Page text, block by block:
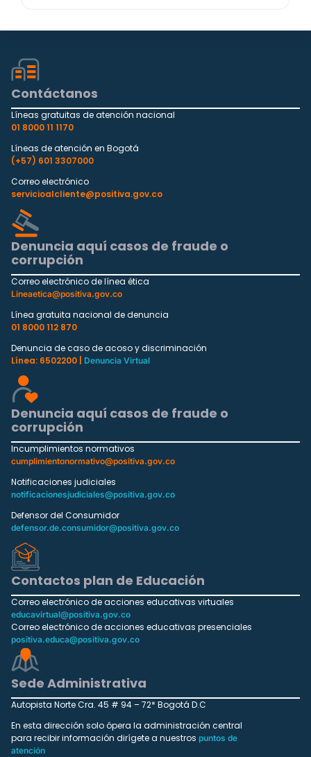
Contáctanos
Líneas gratuitas de atención nacional
01 8000 11 1170
Líneas de atención en Bogotá
(+57) 601 3307000
Correo electrónico
servicioalcliente@positiva.gov.co
Denuncia aquí casos de fraude o
corrupción
Correo electrónico de línea ética
Lineaetica@positiva.gov.co
Línea gratuita nacional de denuncia
01 8000 112 870
Denuncia de caso de acoso y discriminación
Línea: 6502200 |
Denuncia Virtual
Denuncia aquí casos de fraude o
corrupción
Incumplimientos normativos
cumplimientonormativo@positiva.gov.co
Notificaciones judiciales
notificacionesjudiciales@positiva.gov.co
Defensor del Consumidor
defensor.de.consumidor@positiva.gov.co
Contactos plan de Educación
Correo electrónico de acciones educativas virtuales
educavirtual@positiva.gov.co
Correo electrónico de acciones educativas presenciales
positiva.educa@positiva.gov.co
Sede Administrativa
Autopista Norte Cra. 45 # 94 – 72* Bogotá D.C
En esta dirección solo ópera la administración central
para recibir información dirígete a nuestros puntos de
atención